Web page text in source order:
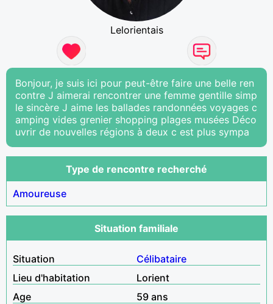
Lelorientais
Bonjour, je suis ici pour peut-être faire une belle ren
contre J aimerai rencontrer une femme gentille simp
le sincère J aime les ballades randonnées voyages c
amping vides grenier shopping plages musées Déco
uvrir de nouvelles régions à deux c est plus sympa
Type de rencontre recherché
Amoureuse
Situation familiale
Situation
Célibataire
Lieu d'habitation
Lorient
Age
59 ans